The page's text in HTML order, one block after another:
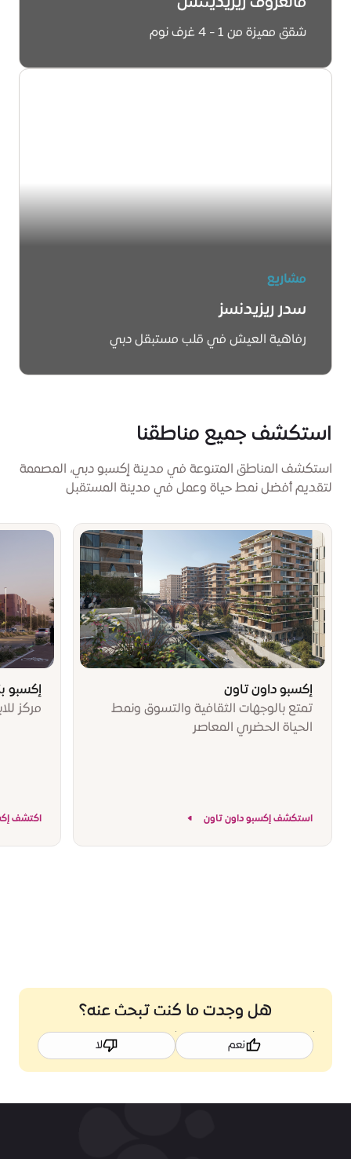
شقق مميزة من 1 - 4 غرف نوم
مشاريع
سدر ريزيدنسز
رفاهية العيش في قلب مستبقل دبي
استكشف جميع مناطقنا
استكشف المناطق المتنوعة في مدينة إكسبو دبي، المصممة
لتقديم أفضل نمط حياة وعمل في مدينة المستقبل
إكسبو داون تاون
تمتع بالوجهات الثقافية والتسوق ونمط
الحياة الحضري المعاصر
استكشف إكسبو داون تاون
إكسبو
مركز
اكتشف
هل وجدت ما كنت تبحث عنه؟
نعم لا